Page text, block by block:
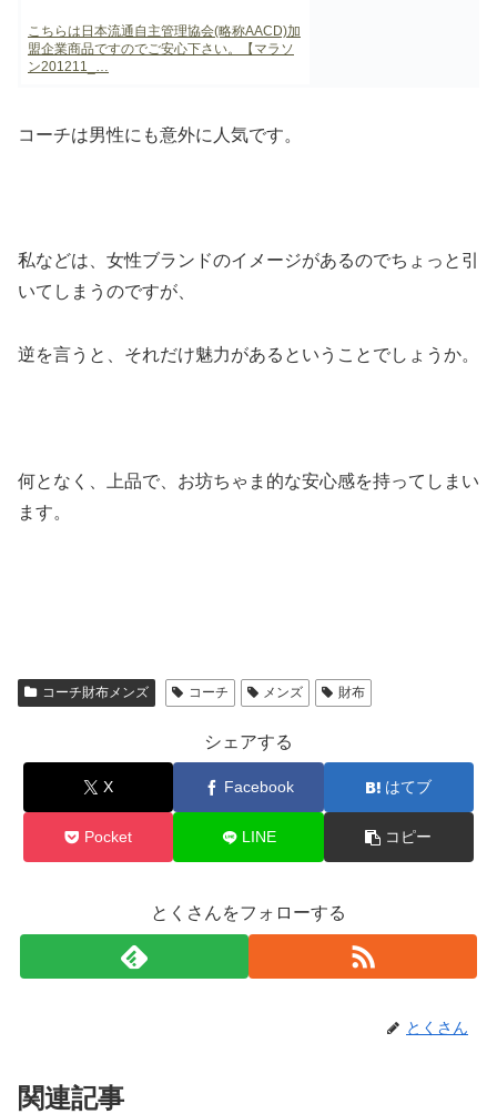
こちらは日本流通自主管理協会(略称AACD)加
盟企業商品ですのでご安心下さい。【マラソ
ン201211_…
コーチは男性にも意外に人気です。
私などは、女性ブランドのイメージがあるのでちょっと引
いてしまうのですが、
逆を言うと、それだけ魅力があるということでしょうか。
何となく、上品で、お坊ちゃま的な安心感を持ってしまい
ます。
コーチ財布メンズ コーチ メンズ 財布
シェアする
X Facebook はてブ
Pocket LINE コピー
とくさんをフォローする
とくさん
関連記事